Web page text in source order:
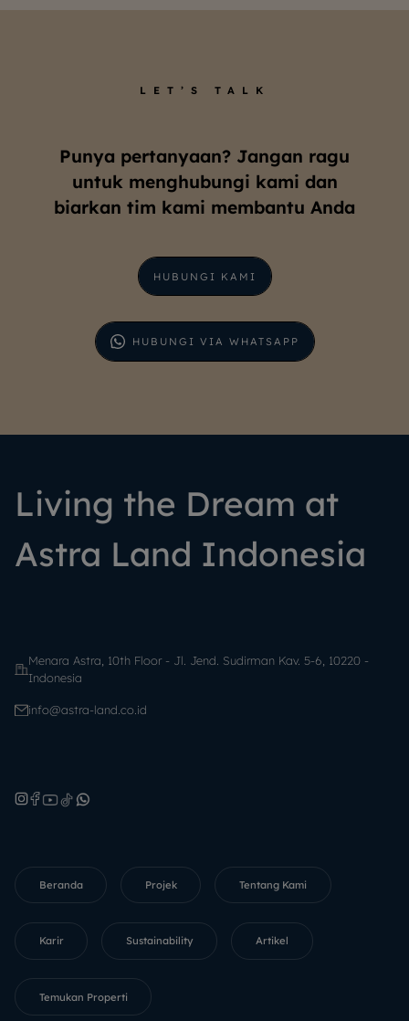
LET’S TALK
Punya pertanyaan? Jangan ragu
untuk menghubungi kami dan
biarkan tim kami membantu Anda
HUBUNGI KAMI
HUBUNGI VIA WHATSAPP
Living the Dream at
Astra Land Indonesia
Menara Astra, 10th Floor - Jl. Jend. Sudirman Kav. 5-6, 10220 -
Indonesia
info@astra-land.co.id
Beranda Projek Tentang Kami
Karir Sustainability Artikel
Temukan Properti